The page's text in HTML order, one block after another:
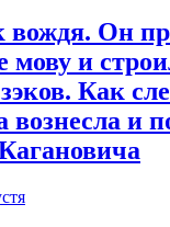
вождя. Он
мову и
Как
вознесла и